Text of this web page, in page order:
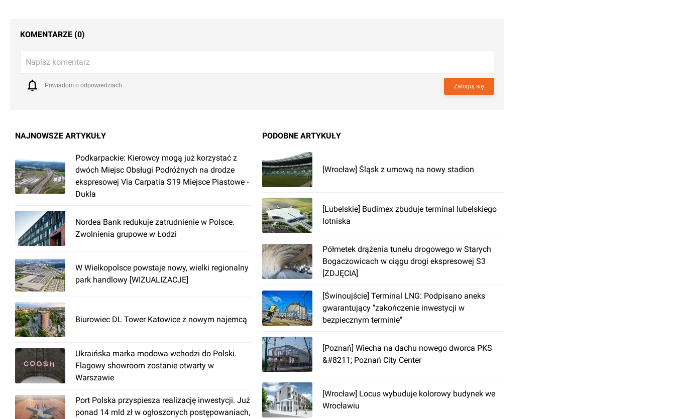
KOMENTARZE (0)
Napisz komentarz
Powiadom o odpowiedziach Zaloguj się
NAJNOWSZE ARTYKUŁY
Podkarpackie: Kierowcy mogą już korzystać z
dwóch Miejsc Obsługi Podróżnych na drodze
ekspresowej Via Carpatia S19 Miejsce Piastowe -
Dukla
Nordea Bank redukuje zatrudnienie w Polsce.
Zwolnienia grupowe w Łodzi
W Wielkopolsce powstaje nowy, wielki regionalny
park handlowy [WIZUALIZACJE]
Biurowiec DL Tower Katowice z nowym najemcą
Ukraińska marka modowa wchodzi do Polski.
Flagowy showroom zostanie otwarty w
Warszawie
Port Polska przyspiesza realizację inwestycji. Już
ponad 14 mld zł w ogłoszonych postępowaniach,
PODOBNE ARTYKUŁY
[Wrocław] Śląsk z umową na nowy stadion
[Lubelskie] Budimex zbuduje terminal lubelskiego
lotniska
Półmetek drążenia tunelu drogowego w Starych
Bogaczowicach w ciągu drogi ekspresowej S3
[ZDJĘCIA]
[Świnoujście] Terminal LNG: Podpisano aneks
gwarantujący "zakończenie inwestycji w
bezpiecznym terminie"
[Poznań] Wiecha na dachu nowego dworca PKS
&#8211; Poznań City Center
[Wrocław] Locus wybuduje kolorowy budynek we
Wrocławiu